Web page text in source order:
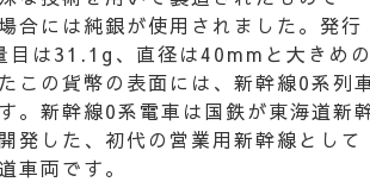
合には純銀が使用されました。発行
目は31.1g、直径は40mmと大きめ
この貨幣の表面には、新幹線0系列
。新幹線0系電車は国鉄が東海道新
発した、初代の営業用新幹線として
車両です。